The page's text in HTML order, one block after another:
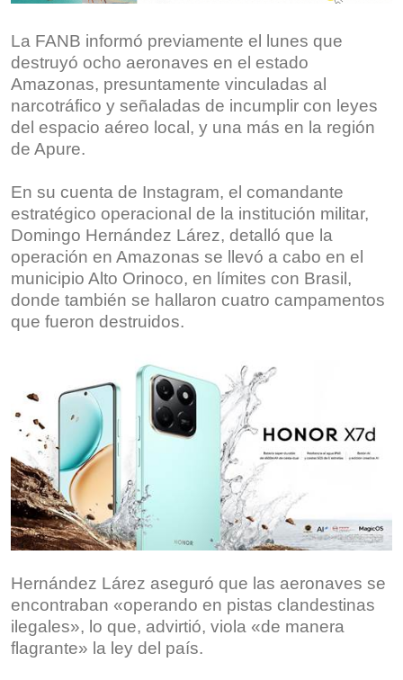
La FANB informó previamente el lunes que
destruyó ocho aeronaves en el estado
Amazonas, presuntamente vinculadas al
narcotráfico y señaladas de incumplir con leyes
del espacio aéreo local, y una más en la región
de Apure.
En su cuenta de Instagram, el comandante
estratégico operacional de la institución militar,
Domingo Hernández Lárez, detalló que la
operación en Amazonas se llevó a cabo en el
municipio Alto Orinoco, en límites con Brasil,
donde también se hallaron cuatro campamentos
que fueron destruidos.
Hernández Lárez aseguró que las aeronaves se
encontraban «operando en pistas clandestinas
ilegales», lo que, advirtió, viola «de manera
flagrante» la ley del país.